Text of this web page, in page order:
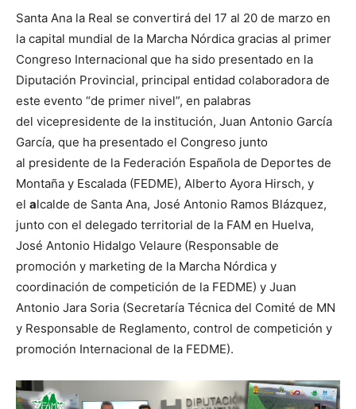
Santa Ana la Real se convertirá del 17 al 20 de marzo en
la capital mundial de la Marcha Nórdica gracias al primer
Congreso Internacional que ha sido presentado en la
Diputación Provincial, principal entidad colaboradora de
este evento “de primer nivel”, en palabras
del vicepresidente de la institución, Juan Antonio García
García, que ha presentado el Congreso junto
al presidente de la Federación Española de Deportes de
Montaña y Escalada (FEDME), Alberto Ayora Hirsch, y
el alcalde de Santa Ana, José Antonio Ramos Blázquez,
junto con el delegado territorial de la FAM en Huelva,
José Antonio Hidalgo Velaure (Responsable de
promoción y marketing de la Marcha Nórdica y
coordinación de competición de la FEDME) y Juan
Antonio Jara Soria (Secretaría Técnica del Comité de MN
y Responsable de Reglamento, control de competición y
promoción Internacional de la FEDME).